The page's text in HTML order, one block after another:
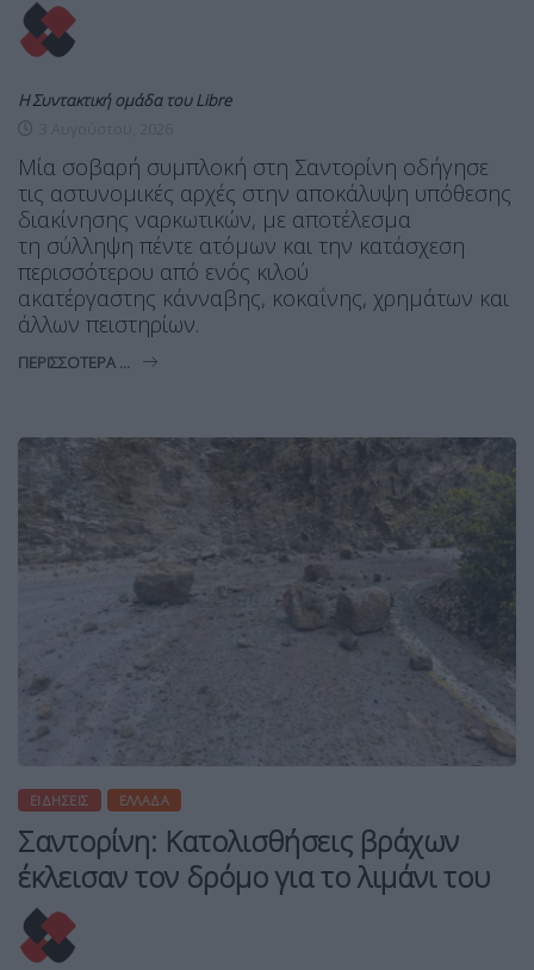
Η Συντακτική ομάδα του Libre
Μία σοβαρή συμπλοκή στη Σαντορίνη οδήγησε
τις αστυνομικές αρχές στην αποκάλυψη υπόθεσης
διακίνησης ναρκωτικών, με αποτέλεσμα
τη σύλληψη πέντε ατόμων και την κατάσχεση
περισσότερου από ενός κιλού
ακατέργαστης κάνναβης, κοκαΐνης, χρημάτων και
άλλων πειστηρίων.
ΠΕΡΙΣΣΌΤΕΡΑ ...
ΕΙΔΉΣΕΙΣ ΕΛΛΆΔΑ
Σαντορίνη: Κατολισθήσεις βράχων
έκλεισαν τον δρόμο για το λιμάνι του